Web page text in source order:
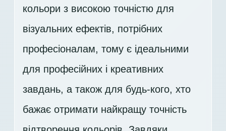
кольори з високою точністю для
візуальних ефектів, потрібних
професіоналам, тому є ідеальними
для професійних і креативних
завдань, а також для будь-кого, хто
бажає отримати найкращу точність